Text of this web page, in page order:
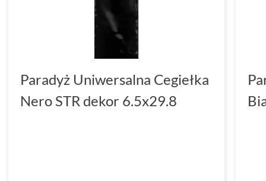
Paradyż Uniwersalna Cegiełka
Nero STR dekor 6.5x29.8